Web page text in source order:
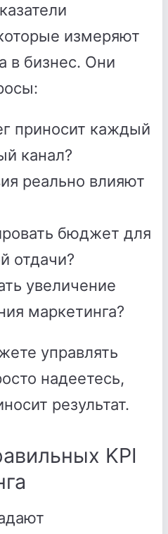
измеряют
в бизнес. Они
приносит каждый
канал?
реально влияют
бюджет для
отдачи?
увеличение
маркетинга?
управлять
надеетесь,
результат.
KPI